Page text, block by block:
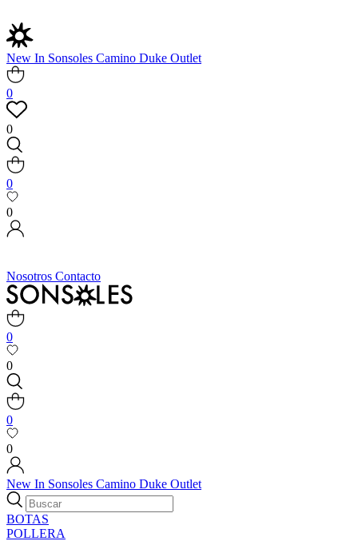
New In Sonsoles Camino Duke Outlet
0
0
0
0
Nosotros Contacto
0
0
0
0
New In Sonsoles Camino Duke Outlet
BOTAS
POLLERA